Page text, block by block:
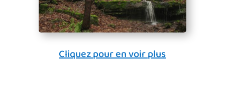
Cliquez pour en voir plus